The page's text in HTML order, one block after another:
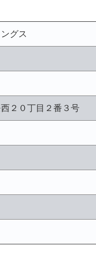
グス
２０丁目２番３号